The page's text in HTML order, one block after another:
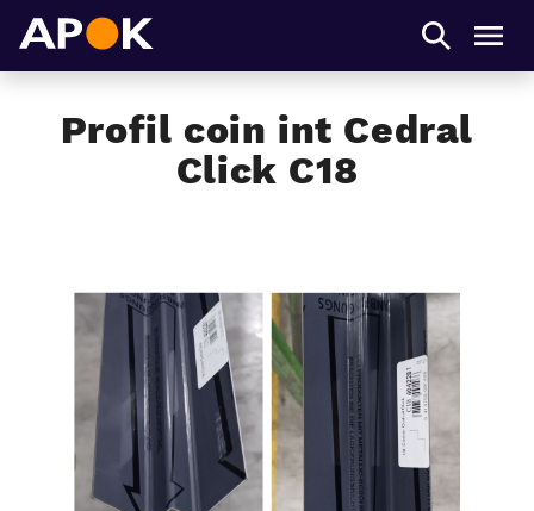
Profil coin int Cedral
Click C18